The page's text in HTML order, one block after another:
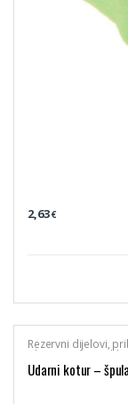
2,63€
Rezervni dijelovi,
glave trimera Stihl
Udarni kotur –